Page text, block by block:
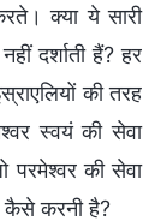
क्या ये सारी
दर्शाती हैं? हर
की तरह
स्वयं की सेवा
की सेवा
कैसे करनी है?